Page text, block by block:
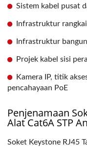
Sistem kabel pusat
Infrastruktur
Infrastruktur
Projek kabel sisi
Kamera IP, titik
pencahayaan PoE
Penjenamaan
Alat Cat6A STP
Soket Keystone RJ45